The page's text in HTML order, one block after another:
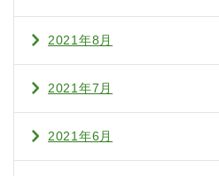
2021年8月
2021年7月
2021年6月